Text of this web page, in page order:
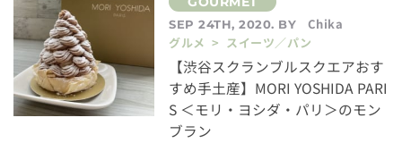
SEP 24TH, 2020. BY
Chika
グルメ > スイーツ／パン
【渋谷スクランブルスクエアおす
すめ手土産】MORI YOSHIDA PARI
S ＜モリ・ヨシダ・パリ＞のモン
ブラン